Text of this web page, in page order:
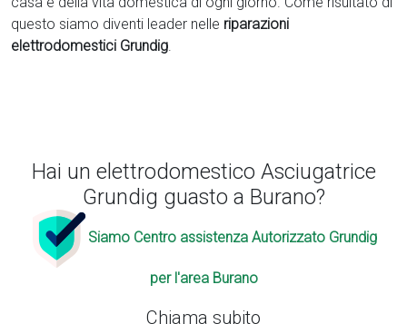
questo siamo diventi leader nelle riparazioni
elettrodomestici Grundig.
Hai un elettrodomestico Asciugatrice
Grundig guasto a Burano?
Siamo Centro assistenza Autorizzato Grundig
per l'area Burano
Chiama subito